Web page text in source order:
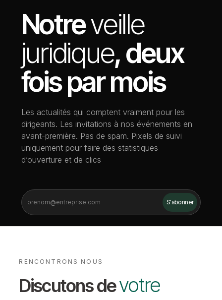
Notreveille
juridique, deux
fois par mois
Les actualités qui comptent vraiment pour les
dirigeants. Les invitations à nos événements en
avant-première. Pas de spam. Pixels de suivi
uniquement pour faire des statistiques
d’ouverture et de clics
RENCONTRONS NOUS
Discutons devotre